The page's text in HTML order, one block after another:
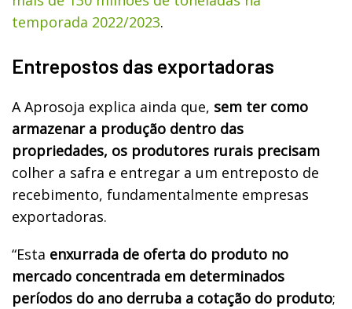
temporada 2022/2023.
Entrepostos das exportadoras
A Aprosoja explica ainda que, sem ter como
armazenar a produção dentro das
propriedades, os produtores rurais precisam
colher a safra e entregar a um entreposto de
recebimento, fundamentalmente empresas
exportadoras.
“Esta enxurrada de oferta do produto no
mercado concentrada em determinados
períodos do ano derruba a cotação do produto;